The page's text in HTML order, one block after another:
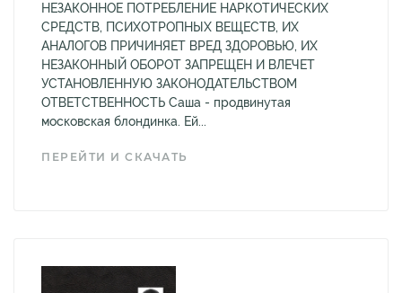
НЕЗАКОННОЕ ПОТРЕБЛЕНИЕ НАРКОТИЧЕСКИХ
СРЕДСТВ, ПСИХОТРОПНЫХ ВЕЩЕСТВ, ИХ
АНАЛОГОВ ПРИЧИНЯЕТ ВРЕД ЗДОРОВЬЮ, ИХ
НЕЗАКОННЫЙ ОБОРОТ ЗАПРЕЩЕН И ВЛЕЧЕТ
УСТАНОВЛЕННУЮ ЗАКОНОДАТЕЛЬСТВОМ
ОТВЕТСТВЕННОСТЬ Саша - продвинутая
московская блондинка. Ей...
ПЕРЕЙТИ И СКАЧАТЬ